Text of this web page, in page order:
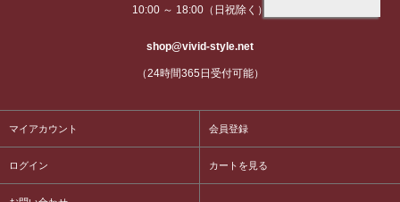
10:00 ～ 18:00（日祝除く）
shop@vivid-style.net
（24時間365日受付可能）
マイアカウント 会員登録
ログイン カートを見る